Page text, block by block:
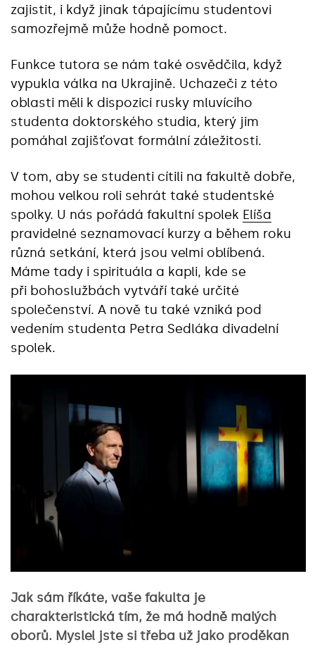
zajistit, i když jinak tápajícímu studentovi
samozřejmě může hodně pomoct.
Funkce tutora se nám také osvědčila, když
vypukla válka na Ukrajině. Uchazeči z této
oblasti měli k dispozici rusky mluvícího
studenta doktorského studia, který jim
pomáhal zajišťovat formální záležitosti.
V tom, aby se studenti cítili na fakultě dobře,
mohou velkou roli sehrát také studentské
spolky. U nás pořádá fakultní spolek Elíša
pravidelné seznamovací kurzy a během roku
různá setkání, která jsou velmi oblíbená.
Máme tady i spirituála a kapli, kde se
při bohoslužbách vytváří také určité
společenství. A nově tu také vzniká pod
vedením studenta Petra Sedláka divadelní
spolek.
Jak sám říkáte, vaše fakulta je
charakteristická tím, že má hodně malých
oborů. Myslel jste si třeba už jako proděkan